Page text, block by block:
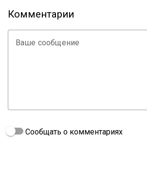
Комментарии
Ваше сообщение
Сообщать о комментариях